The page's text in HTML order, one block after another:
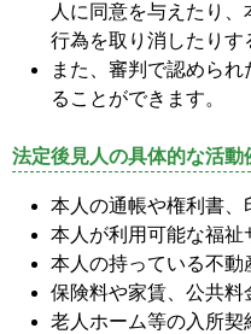
人に同意を与えたり
行為を取り消したりす
また、審判で認めら
ることができます。
法定後見人の具体的な活動
本人の通帳や権利書、
本人が利用可能な福祉
本人の持っている不動
保険料や家賃、公共料
老人ホーム等の入所契